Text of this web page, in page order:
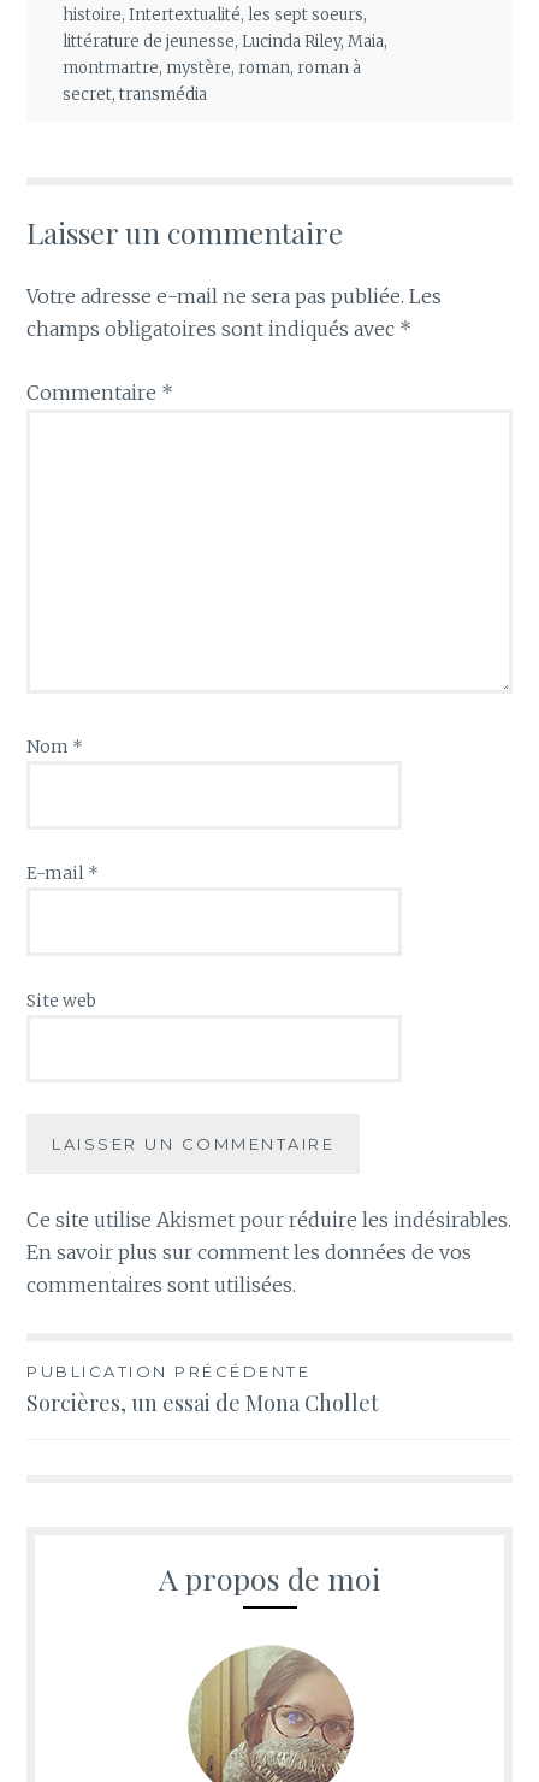
histoire,Intertextualité,les sept soeurs,
littérature de jeunesse,Lucinda Riley,Maia,
montmartre, mystère,roman,roman à
secret,transmédia
Laisser un commentaire
Votre adresse e-mail ne sera pas publiée. Les
champs obligatoires sont indiqués avec *
Commentaire *
Nom *
E-mail *
Site web
Ce site utilise Akismet pour réduire les indésirables.
En savoir plus sur comment les données de vos
commentaires sont utilisées.
Navigation
de
PUBLICATION PRÉCÉDENTE
Sorcières, un essai de Mona Chollet
A propos de moi